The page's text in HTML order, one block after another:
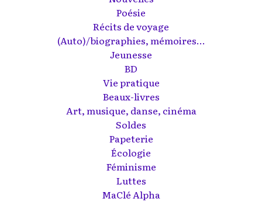
Poésie
Récits de voyage
(Auto)/biographies, mémoires...
Jeunesse
BD
Vie pratique
Beaux-livres
Art, musique, danse, cinéma
Soldes
Papeterie
Écologie
Féminisme
Luttes
MaClé Alpha